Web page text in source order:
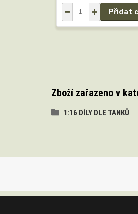
Přidat
Zboží zařazeno v
1:16 DÍLY DLE TANKŮ